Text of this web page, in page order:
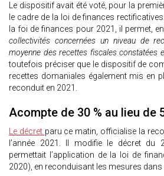
Le dispositif avait été voté, pour la
le cadre de la loi de finances
la foi de finances pour 2021, il permet,
collectivités concernées un niveau de
moyenne des recettes fiscales constatées
toutefois préciser que le dispositif de
recettes domaniales également mis en
reconduit en 2021.
Acompte de 30 % au lieu de
Le décret paru ce matin, officialise la
l’année 2021. Il modifie le décret du
permettait l’application de la loi de
2020), en reconduisant les mesures